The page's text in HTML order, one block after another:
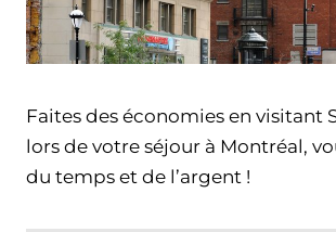
Faites des économies en visitant
lors de votre séjour à Montréal,
du temps et de l’argent !